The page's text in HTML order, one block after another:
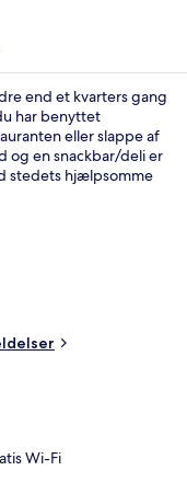
end et kvarters gang
har benyttet
eller slappe af
og en snackbar/deli er
stedets hjælpsomme
Metrostation
Wi-Fi